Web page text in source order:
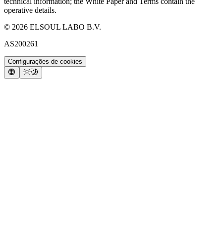
operative details.
© 2026 ELSOUL LABO B.V.
AS200261
Configurações de cookies